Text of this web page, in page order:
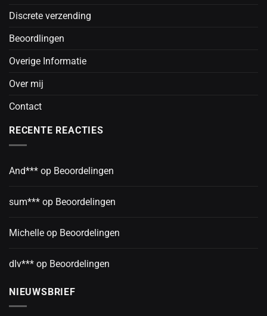
Discrete verzending
Beoordlingen
Overige Informatie
Over mij
Contact
RECENTE REACTIES
And*** op Beoordelingen
sum*** op Beoordelingen
Michelle op Beoordelingen
dlv*** op Beoordelingen
NIEUWSBRIEF